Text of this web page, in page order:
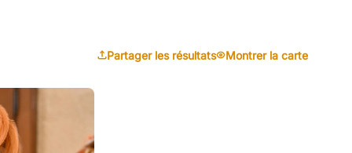
Partager les résultats Montrer la carte